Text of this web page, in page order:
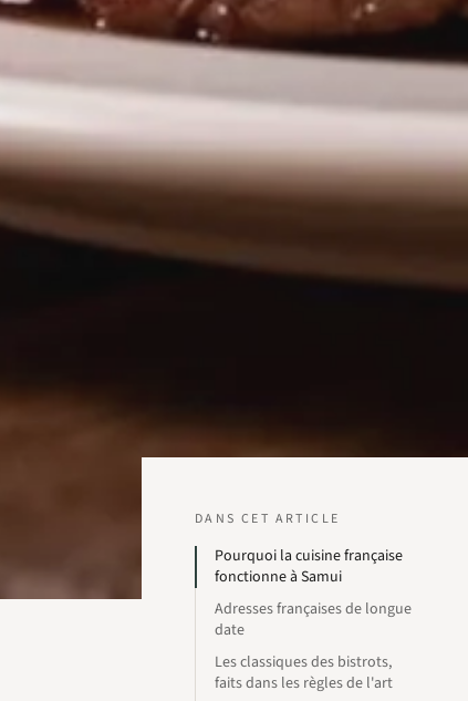
DANS CET ARTICLE
Pourquoi la cuisine française
fonctionne à Samui
Adresses françaises de longue
date
Les classiques des bistrots,
faits dans les règles de l'art